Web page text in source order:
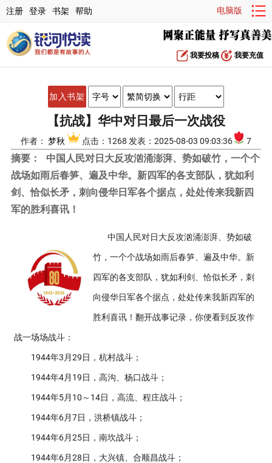
注册 登录 书架 帮助 电脑版
我要投稿 我要充值
加入书架
【抗战】华中对日最后一次战役
作者： 梦秋 点击：1268 发表：2025-08-03 09:03:36 7
摘要：
中国人民对日大反攻汹涌澎湃、势如破竹，一个个
战场如雨后春笋、遍及中华。新四军的各支部队，犹如利
剑、恰似长矛，刺向侵华日军各个据点，处处传来我新四
军的胜利喜讯！
中国人民对日大反攻汹涌澎湃、势如破
竹，一个个战场如雨后春笋、遍及中华。新
四军的各支部队，犹如利剑、恰似长矛，刺
向侵华日军各个据点，处处传来我新四军的
胜利喜讯！翻开战事记录，你便看到反攻作
战一场场战斗：
1944年3月29日，杭村战斗；
1944年4月19日，高沟、杨口战斗；
1944年5月10～14日，高流、程庄战斗；
1944年6月7日，洪桥镇战斗；
1944年6月25日，南坎战斗；
1944年6月28日，大兴镇、合顺昌战斗；